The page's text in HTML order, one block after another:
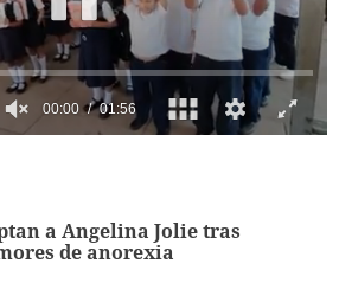
a Angelina Jolie tras
de anorexia